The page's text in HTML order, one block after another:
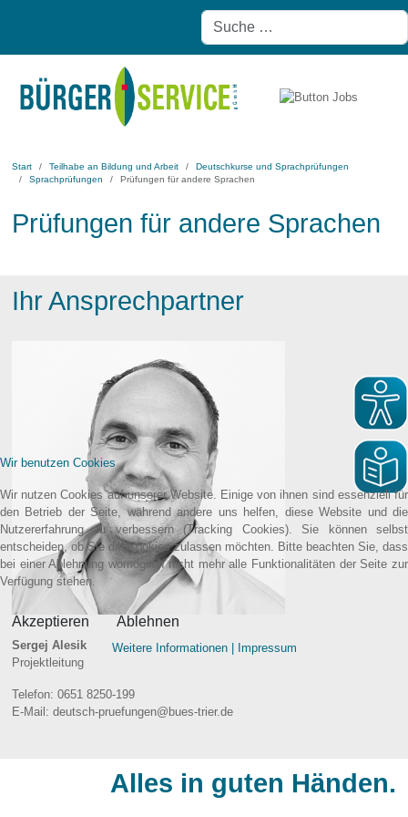
Start Teilhabe an Bildung und Arbeit
Deutschkurse und Sprachprüfungen
Sprachprüfungen
Prüfungen für andere Sprachen
Prüfungen für andere Sprachen
Ihr Ansprechpartner
Sergej Alesik
Projektleitung
Telefon:0651 8250-199
E-Mail:deutsch-pruefungen@bues-trier.de
Alles in guten Händen.
Wir benutzen Cookies
Wir nutzen Cookies auf unserer Website. Einige von ihnen sind essenziell für
den Betrieb der Seite, während andere uns helfen, diese Website und die
Nutzererfahrung zu verbessern (Tracking Cookies). Sie können selbst
entscheiden, ob Sie die Cookies zulassen möchten. Bitte beachten Sie, dass
bei einer Ablehnung womöglich nicht mehr alle Funktionalitäten der Seite zur
Verfügung stehen.
Akzeptieren Ablehnen
Weitere Informationen| Impressum